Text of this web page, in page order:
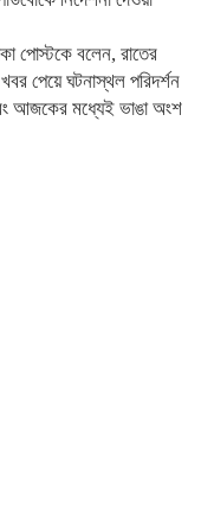
পোস্টকে বলেন, রাতের
পেয়ে ঘটনাস্থল পরিদর্শন
আজকের মধ্যেই ভাঙা অংশ